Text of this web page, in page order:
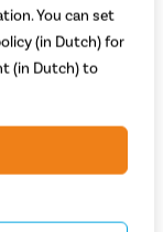
2026
You can set
(in Dutch) for
(in Dutch) to